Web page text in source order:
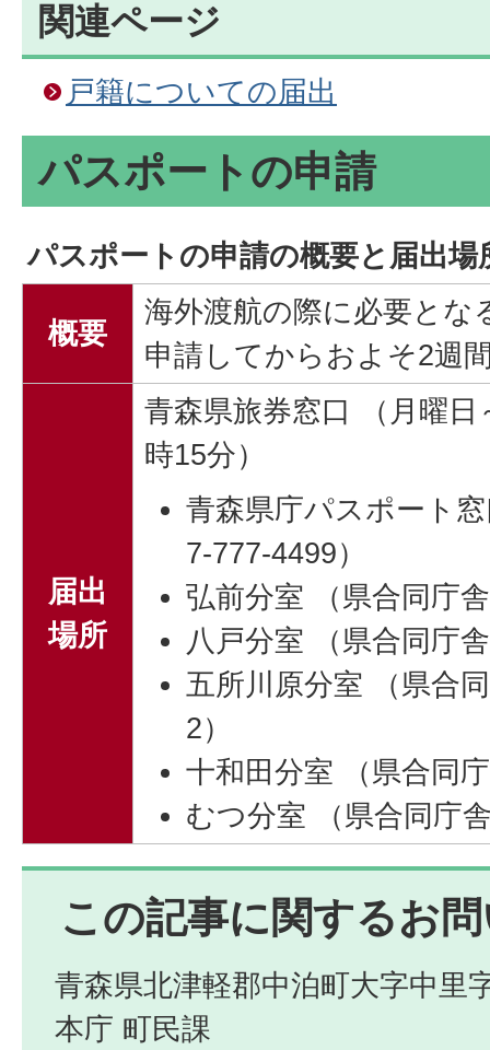
関連ページ
戸籍についての届出
パスポートの申請
パスポートの申請の概要と届出場
概要
海外渡航の際に必要とな
申請してからおよそ2週
届出
場所
青森県旅券窓口 （月曜
時15分）
青森県庁パスポート
7-777-4499）
弘前分室 （県合同庁
八戸分室 （県合同庁
五所川原分室 （県合
2）
十和田分室 （県合同
むつ分室 （県合同庁
この記事に関するお
青森県北津軽郡中泊町大字中里
本庁 町民課